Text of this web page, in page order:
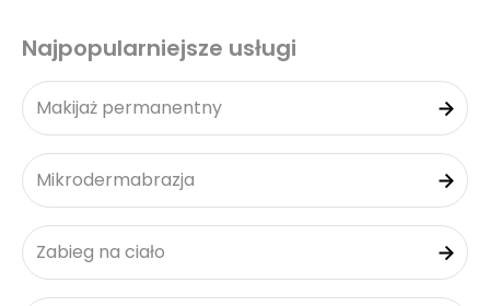
Najpopularniejsze usługi
Makijaż permanentny
Mikrodermabrazja
Zabieg na ciało